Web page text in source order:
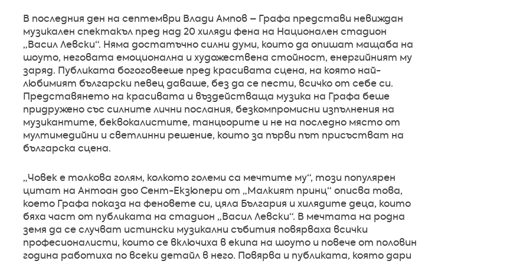
В последния ден на септември Влади Ампов – Графа представи невиждан
музикален спектакъл пред над 20 хиляди фена на Национален стадион
„Васил Левски“. Няма достатъчно силни думи, които да опишат мащаба на
шоуто, неговата емоционална и художествена стойност, енергийният му
заряд. Публиката богоговееше пред красивата сцена, на която най-
любимият български певец даваше, без да се пести, всичко от себе си.
Представянето на красивата и въздействаща музика на Графа беше
придружено със силните лични послания, безкомпромисни изпълнения на
музикантите, беквокалистите, танцьорите и не на последно място от
мултимедийни и светлинни решение, които за първи път присъстват на
българска сцена.
„Човек е толкова голям, колкото големи са мечтите му“, този популярен
цитат на Антоан дьо Сент-Екзюпери от „Малкият принц“ описва това,
което Графа показа на феновете си, цяла България и хилядите деца, които
бяха част от публиката на стадион „Васил Левски“. В мечтата на родна
земя да се случват истински музикални събития повярваха всички
професионалисти, които се включиха в екипа на шоуто и повече от половин
година работиха по всеки детайл в него. Повярва и публиката, която дари